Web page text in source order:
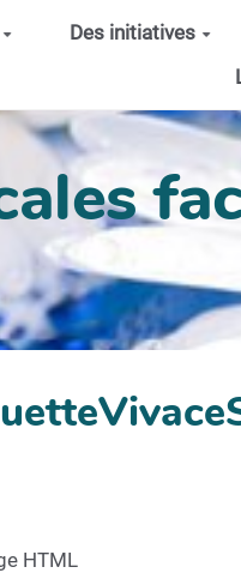
Des initiatives
HTML